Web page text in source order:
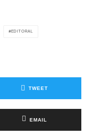
EDITORAL
TWEET
EMAIL